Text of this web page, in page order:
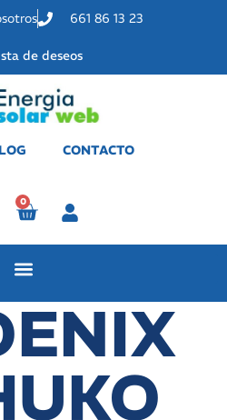
661 86 13 23
de deseos
CONTACTO
0